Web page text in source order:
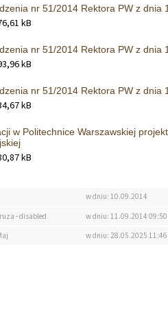
nr 51/2014 Rektora PW z dnia
kB
nr 51/2014 Rektora PW z dnia
kB
nr 51/2014 Rektora PW z dnia
kB
w Politechnice Warszawskiej
kB
w dniu: 10.09.2014
- disabled
w dniu: 11.09.2014 09:50
w dniu: 28.05.2025 11:46